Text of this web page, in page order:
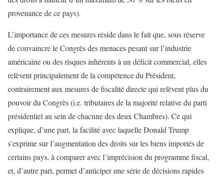
provenance de ce pays).
L’importance de ces mesures réside dans le fait que, sous réserve
de convaincre le Congrès des menaces pesant sur l’industrie
américaine ou des risques inhérents à un déficit commercial, elles
relèvent principalement de la compétence du Président,
contrairement aux mesures de fiscalité directe qui relèvent plus du
pouvoir du Congrès (i.e. tributaires de la majorité relative du parti
présidentiel au sein de chacune des deux Chambres). Ce qui
explique, d’une part, la facilité avec laquelle Donald Trump
s’exprime sur l’augmentation des droits sur les biens importés de
certains pays, à comparer avec l’imprécision du programme fiscal,
et, d’autre part, permet d’anticiper une série de décisions rapides